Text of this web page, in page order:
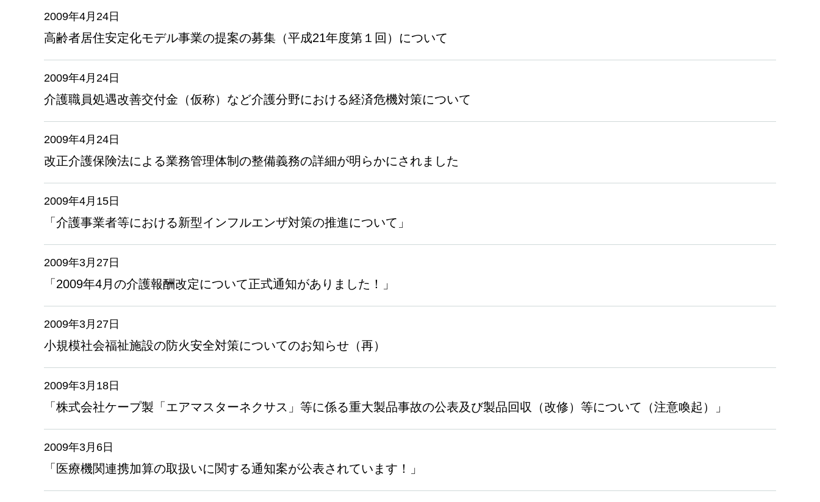
2009年4月24日
高齢者居住安定化モデル事業の提案の募集（平成21年度第１回）について
2009年4月24日
介護職員処遇改善交付金（仮称）など介護分野における経済危機対策について
2009年4月24日
改正介護保険法による業務管理体制の整備義務の詳細が明らかにされました
2009年4月15日
「介護事業者等における新型インフルエンザ対策の推進について」
2009年3月27日
「2009年4月の介護報酬改定について正式通知がありました！」
2009年3月27日
小規模社会福祉施設の防火安全対策についてのお知らせ（再）
2009年3月18日
「株式会社ケープ製「エアマスターネクサス」等に係る重大製品事故の公表及び製品回収（改修）等について（注意喚起）」
2009年3月6日
「医療機関連携加算の取扱いに関する通知案が公表されています！」